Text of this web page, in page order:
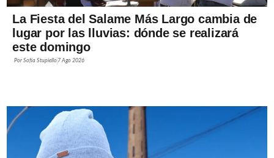
La Fiesta del Salame Más Largo cambia de
lugar por las lluvias: dónde se realizará
este domingo
PorSofía Stupiello 7 Ago 2026